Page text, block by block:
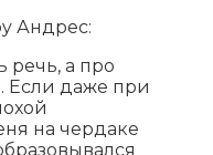
Андрес:
речь, а про
Если даже при
на чердаке